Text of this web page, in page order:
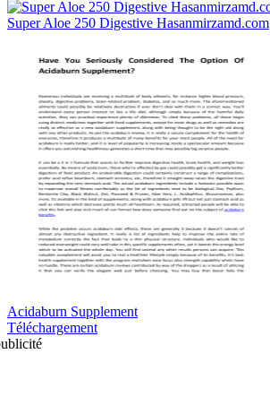
Super Aloe 250 Digestive Hasanmirzamd.com
Acidaburn Supplement
Téléchargement